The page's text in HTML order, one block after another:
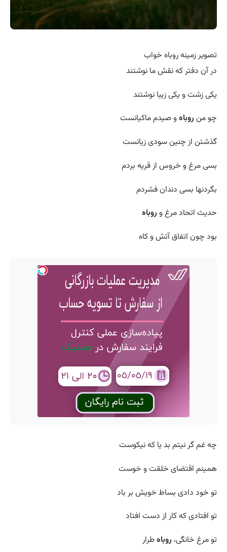
تصویر زمینه روباه خواب
در آن دفتر که نقش ما نوشتند
یکی زشت و یکی زیبا نوشتند
چو من روباهو صیدم ماکیانست
گذشتن از چنین سودی زیانست
بسی مرغ و خروس از قریه بردم
بگردنها بسی دندان فشردم
حدیث اتحاد مرغ و روباه
بود چون اتفاق آتش و کاه
چه غم گر نیتم بد یا که نیکوست
همینم اقتضای خلقت و خوست
تو خود دادی بساط خویش بر باد
تو افتادی که کار از دست افتاد
تو مرغ خانگی، روباهطرار